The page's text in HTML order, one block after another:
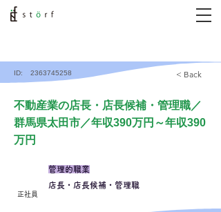
ID: 2363745258 < Back
不動産業の店長・店長候補・管理職／
群馬県太田市／年収390万円～年収390
万円
正社員
管理的職業
店長・店長候補・管理職